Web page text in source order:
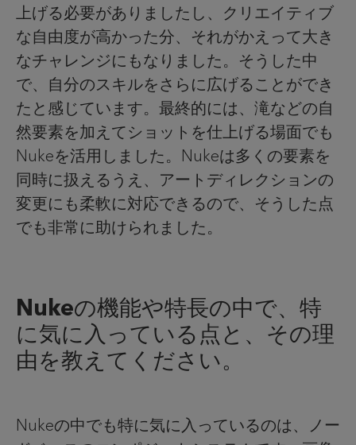
上げる必要がありましたし、クリエイティブ
な自由度が高かった分、それがかえって大き
なチャレンジにもなりました。そうした中
で、自分のスキルをさらに広げることができ
たと感じています。最終的には、滝などの自
然要素を加えてショットを仕上げる場面でも
Nukeを活用しました。Nukeは多くの要素を
同時に扱えるうえ、アートディレクションの
変更にも柔軟に対応できるので、そうした点
でも非常に助けられました。
Nukeの機能や特長の中で、特
に気に入っている点と、その理
由を教えてください。
Nukeの中でも特に気に入っているのは、ノー